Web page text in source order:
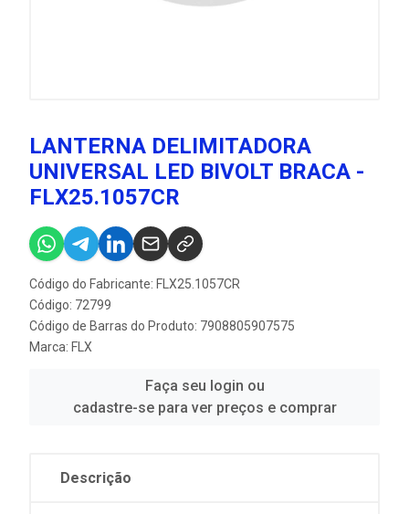
LANTERNA DELIMITADORA
UNIVERSAL LED BIVOLT BRACA -
FLX25.1057CR
Código do Fabricante: FLX25.1057CR
Código: 72799
Código de Barras do Produto: 7908805907575
Marca: FLX
Faça seu login ou
cadastre-se para ver preços e comprar
Descrição